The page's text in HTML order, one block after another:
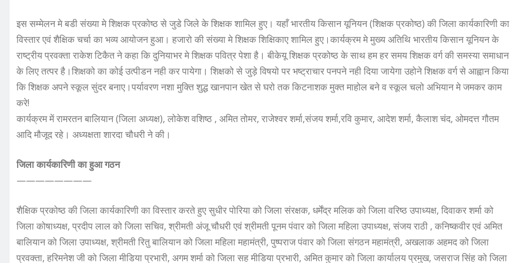
इस सम्मेलन मे बडी संख्या मे शिक्षक प्रकोष्ठ से जुडे जिले के शिक्षक शामिल हुए। यहाँ भारतीय किसान यूनियन (शिक्षक प्रकोष्ठ) की जिला कार्यकारिणी का
विस्तार एवं शैक्षिक चर्चा का भव्य आयोजन हुआ। हजारो की संख्या मे शिक्षक शिक्षिकाए शामिल हुए।कार्यक्रम मे मुख्य अतिथि भारतीय किसान यूनियन के
राष्ट्रीय प्रवक्ता राकेश टिकैत ने कहा कि दुनियाभर मे शिक्षक पवित्र पेशा है। बीकेयू शिक्षक प्रकोष्ठ के साथ हम हर समय शिक्षक वर्ग की समस्या समाधान
के लिए तत्पर है।शिक्षको का कोई उत्पीडन नही कर पायेगा। शिक्षको से जुड़े विषयो पर भष्ट्राचार पनपने नही दिया जायेगा उहोने शिक्षक वर्ग से आह्वान किया
कि शिक्षक अपने स्कूल सुंदर बनाए।पर्यावरण नशा मुक्ति शुद्ध खानपान खेत से घरो तक किटनाशक मुक्त माहोल बने व स्कूल चलो अभियान मे जमकर काम
करे!
कार्यक्रम में रामरतन बालियान (जिला अध्यक्ष), लोकेश वशिष्ठ , अमित तोमर, राजेश्वर शर्मा,संजय शर्मा,रवि कुमार, आदेश शर्मा, कैलाश चंद, ओमदत्त गौतम
आदि मौजूद रहे। अध्यक्षता शारदा चौधरी ने की।
जिला कार्यकारिणी का हुआ गठन
————————
शैक्षिक प्रकोष्ठ की जिला कार्यकारिणी का विस्तार करते हुए सुधीर पोरिया को जिला संरक्षक, धर्मेंद्र मलिक को जिला वरिष्ठ उपाध्यक्ष, दिवाकर शर्मा को
जिला कोषाध्यक्ष, प्रदीप लाल को जिला सचिव, श्रीमती अंजू चौधरी एवं श्रीमती पूनम पंवार को जिला महिला उपाध्यक्ष, संजय राठी , कनिष्कवीर एवं अमित
बालियान को जिला उपाध्यक्ष, श्रीमती रितु बालियान को जिला महिला महामंत्री, पुष्पराज पंवार को जिला संगठन महामंत्री, अखलाक अहमद को जिला
प्रवक्ता, हरिमनेश जी को जिला मीडिया प्रभारी, अगम शर्मा को जिला सह मीडिया प्रभारी, अमित कुमार को जिला कार्यालय प्रमुख, जसराज सिंह को जिला